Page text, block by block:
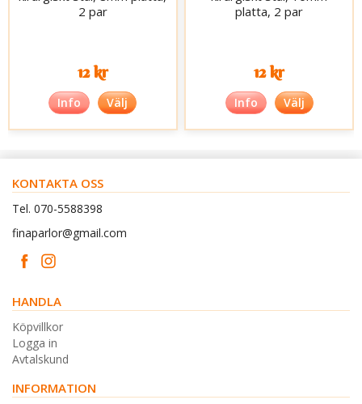
2 par
12 kr
Info Välj
platta, 2 par
12 kr
Info Välj
KONTAKTA OSS
Tel. 070-5588398
finaparlor@gmail.com
HANDLA
Köpvillkor
Logga in
Avtalskund
INFORMATION